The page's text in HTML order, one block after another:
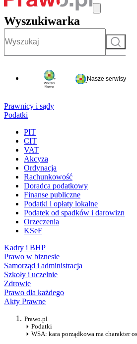
Wyszukiwarka
Szukaj
Nasze serwisy
Prawnicy i sądy
Podatki
PIT
CIT
VAT
Akcyza
Ordynacja
Rachunkowość
Doradca podatkowy
Finanse publiczne
Podatki i opłaty lokalne
Podatek od spadków i darowizn
Orzeczenia
KSeF
Kadry i BHP
Prawo w biznesie
Samorząd i administracja
Szkoły i uczelnie
Zdrowie
Prawo dla każdego
Akty Prawne
Prawo.pl
Podatki
WSA: kara porządkowa ma charakter